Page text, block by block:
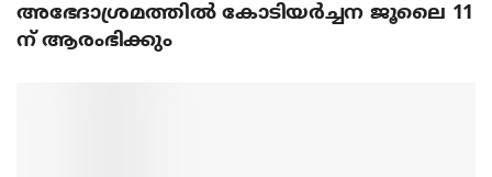
അഭേദാശ്രമത്തില്‍ കോടിയര്‍ച്ചന ജൂലൈ 11
ന് ആരംഭിക്കും